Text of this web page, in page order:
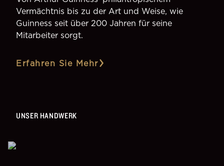
Vermächtnis bis zu der Art und Weise, wie
Guinness seit über 200 Jahren für seine
Mitarbeiter sorgt.
Erfahren Sie Mehr
UNSER HANDWERK